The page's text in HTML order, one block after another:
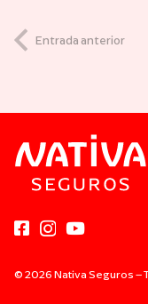
Entrada anterior
© 2026 Nativa Seguros